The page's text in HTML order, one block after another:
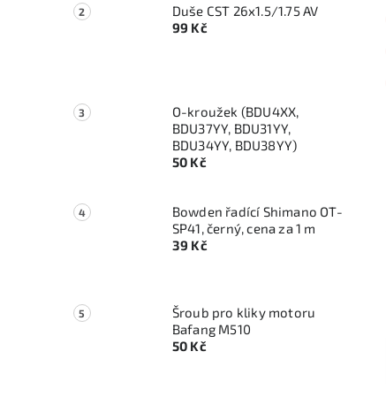
Duše CST 26x1.5/1.75 AV
99 Kč
O-kroužek (BDU4XX,
BDU37YY, BDU31YY,
BDU34YY, BDU38YY)
50 Kč
Bowden řadící Shimano OT-
SP41, černý, cena za 1 m
39 Kč
Šroub pro kliky motoru
Bafang M510
50 Kč